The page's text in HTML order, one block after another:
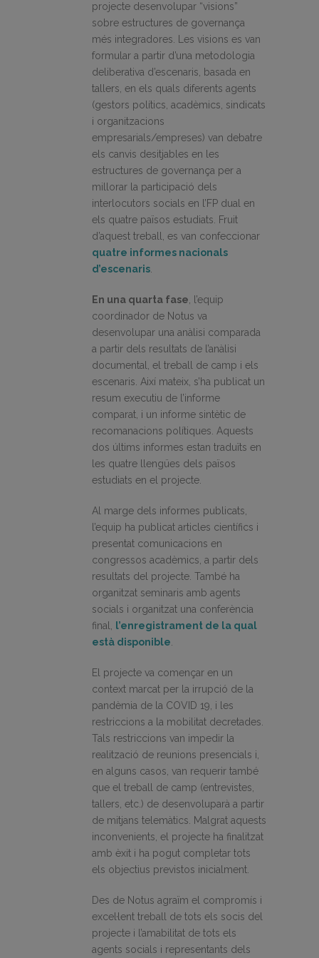
projecte desenvolupar “visions”
sobre estructures de governança
més integradores. Les visions es van
formular a partir d’una metodologia
deliberativa d’escenaris, basada en
tallers, en els quals diferents agents
(gestors polítics, acadèmics, sindicats
i organitzacions
empresarials/empreses) van debatre
els canvis desitjables en les
estructures de governança per a
millorar la participació dels
interlocutors socials en l’FP dual en
els quatre països estudiats. Fruit
d’aquest treball, es van confeccionar
quatre informes nacionals
d’escenaris.
En una quarta fase, l’equip
coordinador de Notus va
desenvolupar una anàlisi comparada
a partir dels resultats de l’anàlisi
documental, el treball de camp i els
escenaris. Així mateix, s’ha publicat un
resum executiu de l’informe
comparat, i un informe sintètic de
recomanacions polítiques. Aquests
dos últims informes estan traduïts en
les quatre llengües dels països
estudiats en el projecte.
Al marge dels informes publicats,
l’equip ha publicat articles científics i
presentat comunicacions en
congressos acadèmics, a partir dels
resultats del projecte. També ha
organitzat seminaris amb agents
socials i organitzat una conferència
final, l’enregistrament de la qual
està disponible.
El projecte va començar en un
context marcat per la irrupció de la
pandèmia de la COVID 19, i les
restriccions a la mobilitat decretades.
Tals restriccions van impedir la
realització de reunions presencials i,
en alguns casos, van requerir també
que el treball de camp (entrevistes,
tallers, etc.) de desenvoluparà a partir
de mitjans telemàtics. Malgrat aquests
inconvenients, el projecte ha finalitzat
amb èxit i ha pogut completar tots
els objectius previstos inicialment.
Des de Notus agraïm el compromís i
excel·lent treball de tots els socis del
projecte i l’amabilitat de tots els
agents socials i representants dels